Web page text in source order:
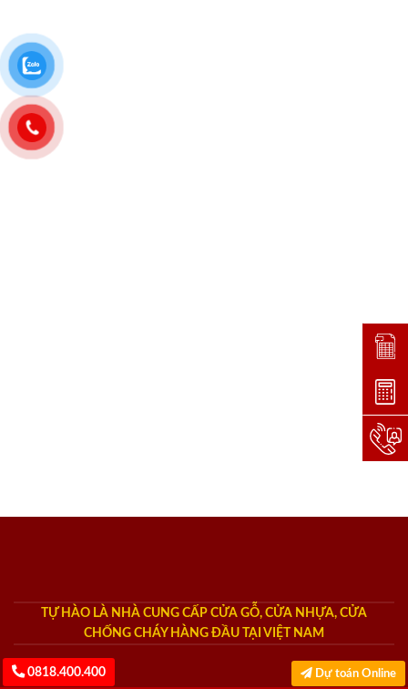
TỰ HÀO LÀ NHÀ CUNG CẤP CỬA GỖ, CỬA NHỰA, CỬA
CHỐNG CHÁY HÀNG ĐẦU TẠI VIỆT NAM
0818.400.400 Dự toán Online
Đặt
Dự